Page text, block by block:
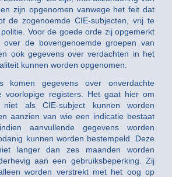
zijn opgenomen vanwege het feit dat
de zogenoemde CIE-subjecten, vrij te
Voor de goede orde zij opgemerkt
de bovengenoemde groepen van
ook gegevens over verdachten in het
kunnen worden opgenomen.
gegevens over onverdachte
voorlopige registers. Het gaat hier om
als CIE-subject kunnen worden
aanzien van wie een indicatie bestaat
aanvullende gegevens worden
kunnen worden bestempeld. Deze
langer dan zes maanden worden
aan een gebruiksbeperking. Zij
worden verstrekt met het oog op